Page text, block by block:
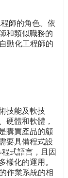
師的角色。依
和類似職務的
動化工程師的
技能及軟技
硬體和軟體，
購買產品的顧
要具備程式設
式語言，且因
樣化的運用。
作業系統的相